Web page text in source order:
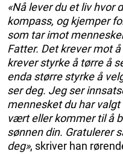
«Nå lever du et liv hvor
kompass, og kjemper
som tar imot
Fatter. Det krever mot
krever styrke å tørre å
enda større styrke å
ser deg. Jeg ser
mennesket du har
vært eller kommer til å
sønnen din. Gratulerer
deg», skriver han